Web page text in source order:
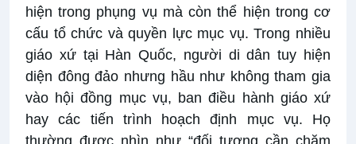
hiện trong phụng vụ mà còn thể hiện trong cơ
cấu tổ chức và quyền lực mục vụ. Trong nhiều
giáo xứ tại Hàn Quốc, người di dân tuy hiện
diện đông đảo nhưng hầu như không tham gia
vào hội đồng mục vụ, ban điều hành giáo xứ
hay các tiến trình hoạch định mục vụ. Họ